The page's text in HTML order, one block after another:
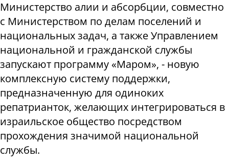
Министерство алии и абсорбции, совместно
с Министерством по делам поселений и
национальных задач, а также Управлением
национальной и гражданской службы
запускают программу «Маром», - новую
комплексную систему поддержки,
предназначенную для одиноких
репатрианток, желающих интегрироваться в
израильское общество посредством
прохождения значимой национальной
службы.